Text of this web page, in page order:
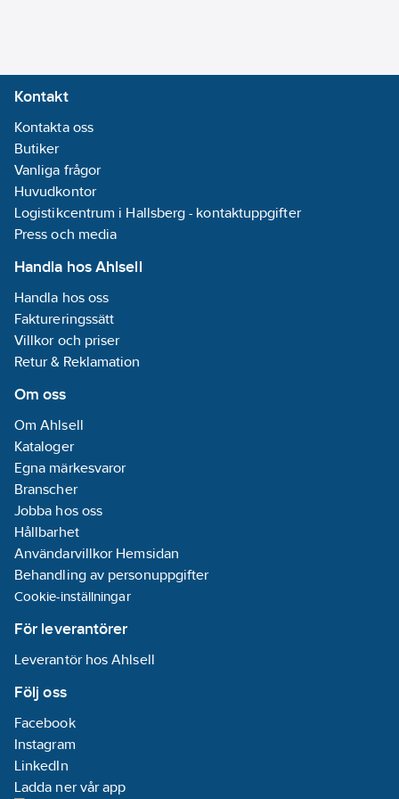
Kontakt
Kontakta oss
Butiker
Vanliga frågor
Huvudkontor
Logistikcentrum i Hallsberg - kontaktuppgifter
Press och media
Handla hos Ahlsell
Handla hos oss
Faktureringssätt
Villkor och priser
Retur & Reklamation
Om oss
Om Ahlsell
Kataloger
Egna märkesvaror
Branscher
Jobba hos oss
Hållbarhet
Användarvillkor Hemsidan
Behandling av personuppgifter
Cookie-inställningar
För leverantörer
Leverantör hos Ahlsell
Följ oss
Facebook
Instagram
LinkedIn
Ladda ner vår app